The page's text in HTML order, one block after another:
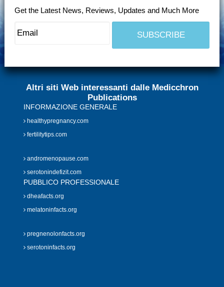
Get the Latest News, Reviews, Updates and Much More
Altri siti Web interessanti dalle Medicchron
Publications
INFORMAZIONE GENERALE
healthypregnancy.com
fertilitytips.com
andromenopause.com
serotonindefizit.com
PUBBLICO PROFESSIONALE
dheafacts.org
melatoninfacts.org
pregnenolonfacts.org
serotoninfacts.org